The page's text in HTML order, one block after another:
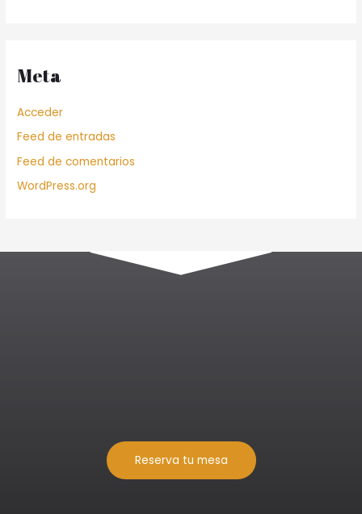
Meta
Acceder
Feed de entradas
Feed de comentarios
WordPress.org
Reserva tu mesa